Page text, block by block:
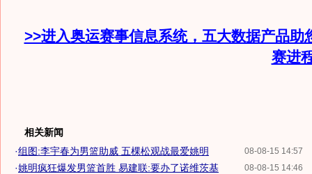
>>进入奥运赛事信息系统，五大数据产品助
赛进
相关新闻
08-08-15 14:57
·组图:李宇春为男篮助威 五棵松观战最爱姚明
08-08-15 14:46
·姚明疯狂爆发男篮首胜 易建联:要办了诺维茨基